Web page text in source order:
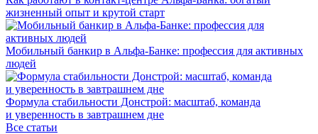
жизненный опыт и крутой старт
Мобильный банкир в Альфа-Банке: профессия для активных
людей
Формула стабильности Донстрой: масштаб, команда
и уверенность в завтрашнем дне
Все статьи